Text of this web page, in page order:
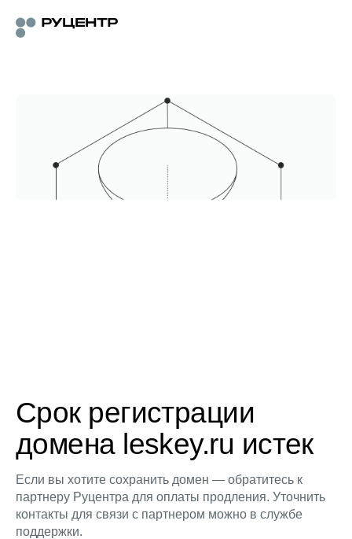
Срок регистрации
домена leskey.ru истек
Если вы хотите сохранить домен — обратитесь к
партнеру Руцентра для оплаты продления. Уточнить
контакты для связи с партнером можно в службе
поддержки.